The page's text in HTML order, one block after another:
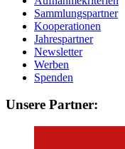
Sammlungspartner
Kooperationen
Jahrespartner
Newsletter
Werben
Spenden
Unsere Partner: